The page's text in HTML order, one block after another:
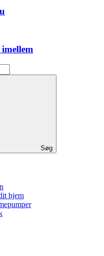
Søg
hjem